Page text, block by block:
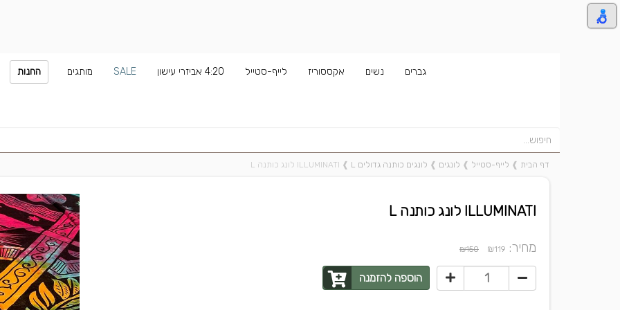
גברים נשים אקססוריז לייף-סטייל 4:20 אביזרי עישון SALE מותגים החנות
דף הבית ❱ לייף-סטייל ❱ לונגים ❱ לונגים כותנה גדולים L ❱ ILLUMINATI לונג כותנה L
ILLUMINATI לונג כותנה L
מחיר: ₪119
₪150
הוספה להזמנה